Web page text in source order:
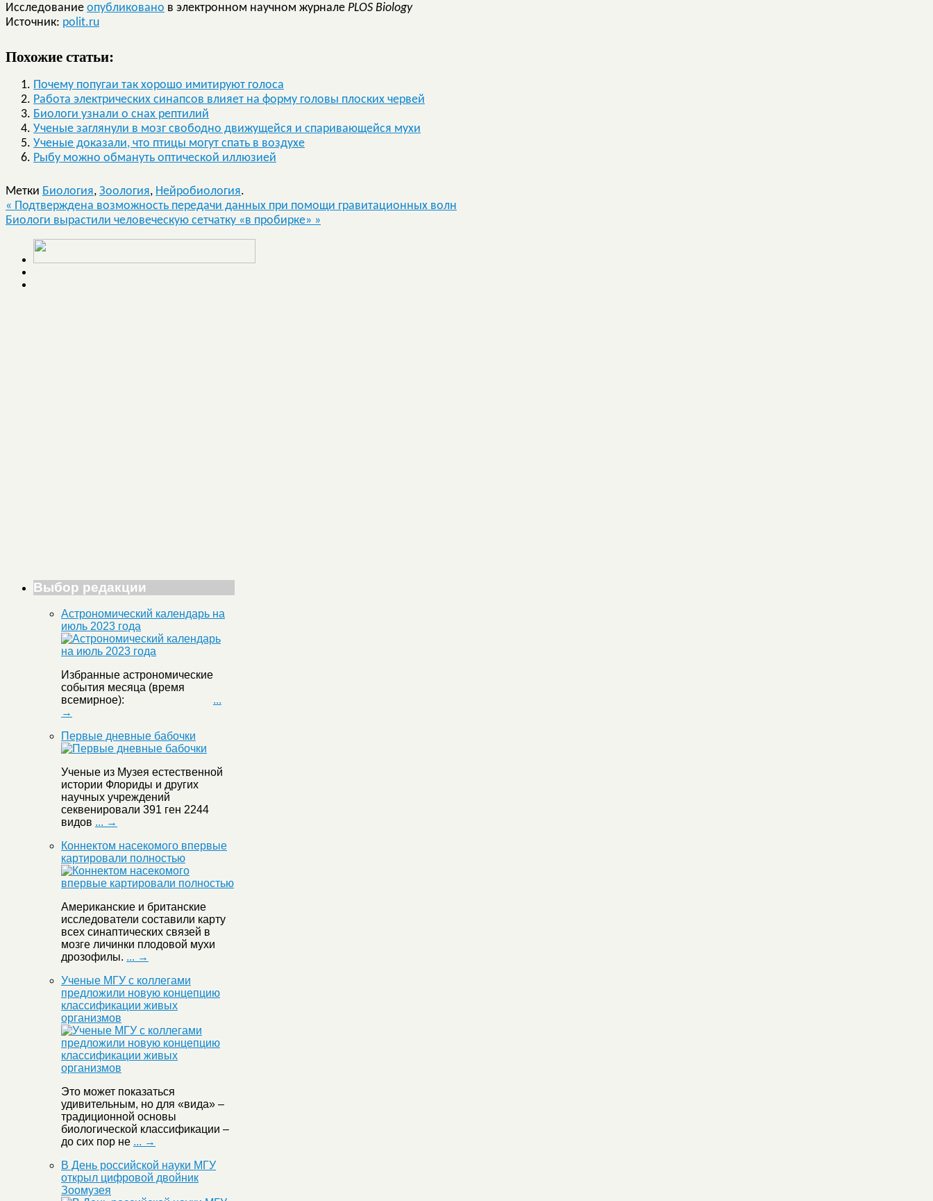
Исследование опубликовано в электронном научном журнале PLOS Biology
Источник: polit.ru
Похожие статьи:
Почему попугаи так хорошо имитируют голоса
Работа электрических синапсов влияет на форму головы плоских червей
Биологи узнали о снах рептилий
Ученые заглянули в мозг свободно движущейся и спаривающейся мухи
Ученые доказали, что птицы могут спать в воздухе
Рыбу можно обмануть оптической иллюзией
Метки Биология, Зоология, Нейробиология.
« Подтверждена возможность передачи данных при помощи гравитационных волн
Биологи вырастили человеческую сетчатку «в пробирке» »
Выбор редакции
Астрономический календарь на
июль 2023 года
Избранные астрономические
события месяца (время
всемирное): ...
→
Первые дневные бабочки
Ученые из Музея естественной
истории Флориды и других
научных учреждений
секвенировали 391 ген 2244
видов ... →
Коннектом насекомого впервые
картировали полностью
Американские и британские
исследователи составили карту
всех синаптических связей в
мозге личинки плодовой мухи
дрозофилы. ... →
Ученые МГУ с коллегами
предложили новую концепцию
классификации живых
организмов
Это может показаться
удивительным, но для «вида» –
традиционной основы
биологической классификации –
до сих пор не ... →
В День российской науки МГУ
открыл цифровой двойник
Зоомузея